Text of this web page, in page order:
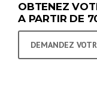
OBTENEZ
A PARTIR DE
DEMANDEZ